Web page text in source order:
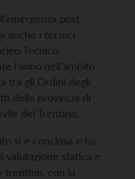
post
anche i tecnici
Tecnico
l’anno nell’ambito
tra gli Ordini degli
della provincia di
del Trentino.
si è conclusa e ha
valutazione statica e
trentino, con la